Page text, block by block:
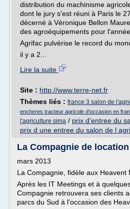
distribution du machinisme
dont le jury s'est réuni à Paris le
décerné à Véronique Bellon
des agroéquipements pour l'année
Agrifac pulvérise le record du
il y a 2...
Lire la suite
Site : http://www.terre-net.fr
Thèmes liés : france 3 salon de
encheres tracteur agricole d'occasion en
l'agriculture sima / prix d'entree du
prix d une entree du salon de l
La Compagnie de
mars 2013
La Compagnie, fidèle aux Heavent
Après les IT Meetings et à
Compagnie retrouvera ses clients
parcs du Sud à l'occasion des